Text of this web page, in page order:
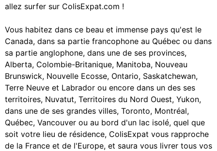
allez surfer sur ColisExpat.com !
Vous habitez dans ce beau et immense pays qu'est le
Canada, dans sa partie francophone au Québec ou dans
sa partie anglophone, dans une de ses provinces,
Alberta, Colombie-Britanique, Manitoba, Nouveau
Brunswick, Nouvelle Ecosse, Ontario, Saskatchewan,
Terre Neuve et Labrador ou encore dans un des ses
territoires, Nuvatut, Territoires du Nord Ouest, Yukon,
dans une de ses grandes villes, Toronto, Montréal,
Québec, Vancouver ou au bord d'un lac isolé, quel que
soit votre lieu de résidence, ColisExpat vous rapproche
de la France et de l'Europe, et saura vous livrer tous vos